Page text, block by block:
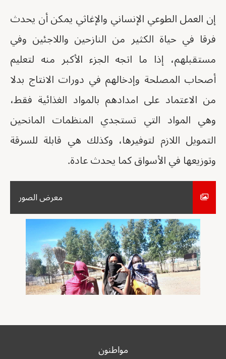
إن العمل الطوعي الإنساني والإغاثي يمكن أن يحدث
فرقا في حياة الكثير من النازحين واللاجئين وفي
مستقبلهم، إذا ما اتجه الجزء الأكبر منه لتعليم
أصحاب المصلحة وإدخالهم في دورات الانتاج بدلا
من الاعتماد على امدادهم بالمواد الغذائية فقط،
وهي المواد التي تستجدي المنظمات المانحين
التمويل اللازم لتوفيرها، وكذلك هي قابلة للسرقة
وتوزيعها في الأسواق كما يحدث عادة.
معرض الصور
مواطنون